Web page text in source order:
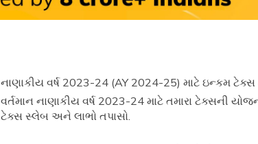
નાણાકીય વર્ષ 2023-24 (AY 2024-25) માટે ઇન્કમ
વર્તમાન નાણાકીય વર્ષ 2023-24 માટે તમારા ટેક્સની
ટેક્સ સ્લેબ અને લાભો તપાસો.